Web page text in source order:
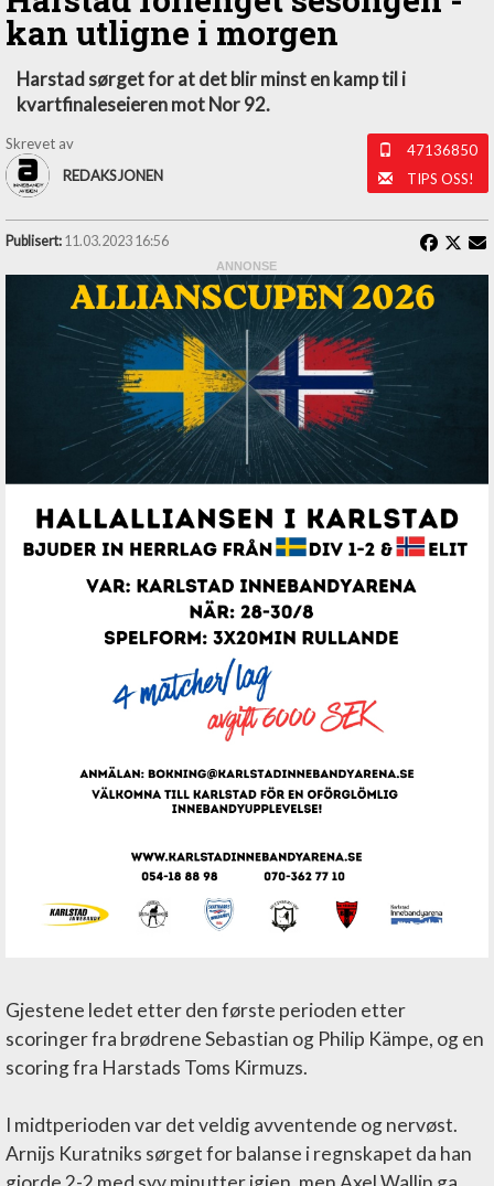
kan utligne i morgen
Harstad sørget for at det blir minst en kamp til i
kvartfinaleseieren mot Nor 92.
Skrevet av
REDAKSJONEN
47136850
TIPS OSS!
Publisert: 11.03.2023 16:56
Gjestene ledet etter den første perioden etter
scoringer fra brødrene Sebastian og Philip Kämpe, og en
scoring fra Harstads Toms Kirmuzs.
I midtperioden var det veldig avventende og nervøst.
Arnijs Kuratniks sørget for balanse i regnskapet da han